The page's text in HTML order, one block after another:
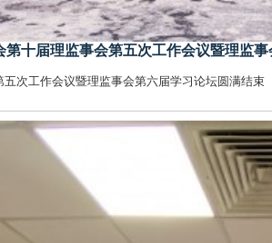
第十届理监事会第五次工作会议暨理监
次工作会议暨理监事会第六届学习论坛圆满结束